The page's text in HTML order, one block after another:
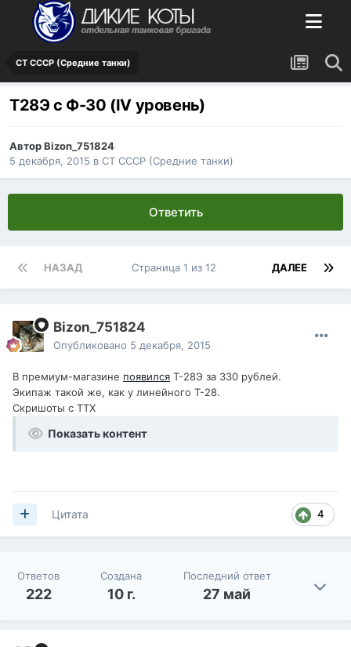
СТ СССР (Средние танки)
Т28Э с Ф-30 (IV уровень)
АвторBizon_751824
5 декабря, 2015 в СТ СССР (Средние танки)
Ответить
НАЗАД ДАЛЕЕ
Страница 1 из 12
Bizon_751824
Опубликовано 5 декабря, 2015
В премиум-магазине появился Т-28Э за 330 рублей.
Экипаж такой же, как у линейного Т-28.
Скришоты с ТТХ
Показать контент
4
Цитата
Ответов
222
Создана
10 г.
Последний ответ
27 май